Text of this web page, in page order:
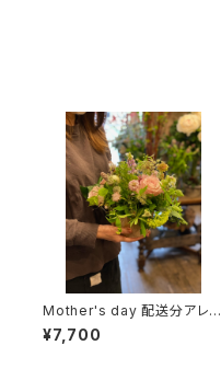
Mother's day 配送分アレン
ジメント
¥7,700